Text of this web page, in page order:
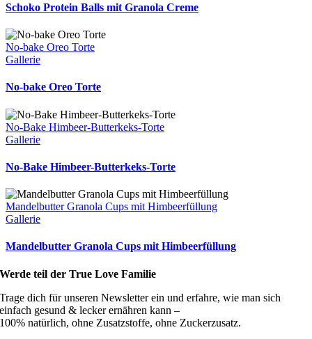
Schoko Protein Balls mit Granola Creme
No-bake Oreo Torte
Gallerie
No-bake Oreo Torte
No-Bake Himbeer-Butterkeks-Torte
Gallerie
No-Bake Himbeer-Butterkeks-Torte
Mandelbutter Granola Cups mit Himbeerfüllung
Gallerie
Mandelbutter Granola Cups mit Himbeerfüllung
Werde teil der True Love Familie
Trage dich für unseren Newsletter ein und erfahre, wie man sich
einfach gesund & lecker ernähren kann –
100% natürlich, ohne Zusatzstoffe, ohne Zuckerzusatz.